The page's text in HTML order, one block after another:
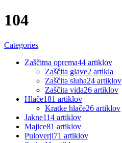
104
Categories
Zaščitna oprema44 artiklov
Zaščita glave2 artikla
Zaščita sluha24 artiklov
Zaščita vida26 artiklov
Hlače181 artiklov
Kratke hlače26 artiklov
Jakne114 artiklov
Majice81 artiklov
Puloverji71 artiklov